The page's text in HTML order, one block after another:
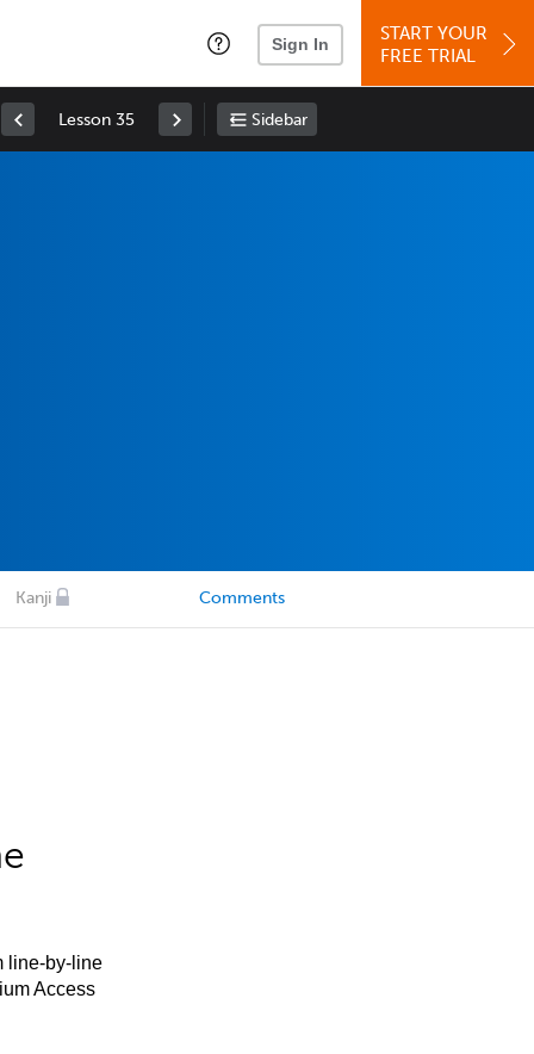
Sign In
START YOUR
FREE TRIAL
Lesson 35 Sidebar
Kanji Comments
line-by-line
Access